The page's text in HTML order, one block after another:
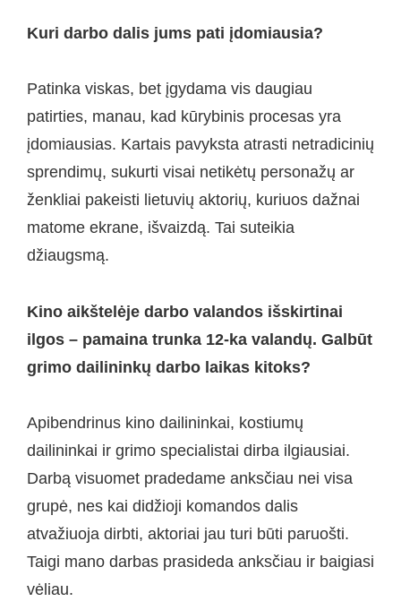
Kuri darbo dalis jums pati įdomiausia?
Patinka viskas, bet įgydama vis daugiau
patirties, manau, kad kūrybinis procesas yra
įdomiausias. Kartais pavyksta atrasti netradicinių
sprendimų, sukurti visai netikėtų personažų ar
ženkliai pakeisti lietuvių aktorių, kuriuos dažnai
matome ekrane, išvaizdą. Tai suteikia
džiaugsmą.
Kino aikštelėje darbo valandos išskirtinai
ilgos – pamaina trunka 12-ka valandų. Galbūt
grimo dailininkų darbo laikas kitoks?
Apibendrinus kino dailininkai, kostiumų
dailininkai ir grimo specialistai dirba ilgiausiai.
Darbą visuomet pradedame anksčiau nei visa
grupė, nes kai didžioji komandos dalis
atvažiuoja dirbti, aktoriai jau turi būti paruošti.
Taigi mano darbas prasideda anksčiau ir baigiasi
vėliau.